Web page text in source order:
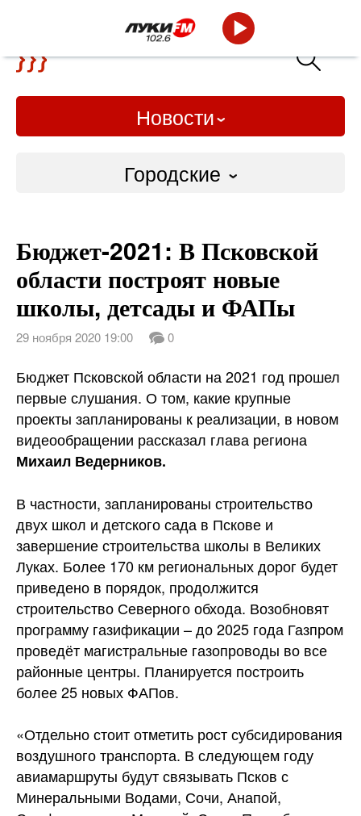
Новости
Городские
Слово Дело
Народные
ВТРК
Бюджет-2021: В Псковской
области построят новые
школы, детсады и ФАПы
29 ноября 2020 19:00 0
Бюджет Псковской области на 2021 год прошел
первые слушания. О том, какие крупные
проекты запланированы к реализации, в новом
видеообращении рассказал глава региона
Михаил Ведерников.
В частности, запланированы строительство
двух школ и детского сада в Пскове и
завершение строительства школы в Великих
Луках. Более 170 км региональных дорог будет
приведено в порядок, продолжится
строительство Северного обхода. Возобновят
программу газификации – до 2025 года Газпром
проведёт магистральные газопроводы во все
районные центры. Планируется построить
более 25 новых ФАПов.
«Отдельно стоит отметить рост субсидирования
воздушного транспорта. В следующем году
авиамаршруты будут связывать Псков с
Минеральными Водами, Сочи, Анапой,